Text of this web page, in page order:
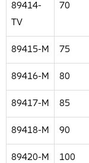
89414-
TV
70
89415-M 75
89416-M 80
89417-M 85
89418-M 90
89420-M 100